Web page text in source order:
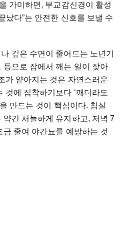
가미하면, 부교감신경이 활성
났다”는 안전한 신호를 보낼 수
깊은 수면이 줄어드는 노년기
으로 잠에서 깨는 일이 잦아
가 얕아지는 것은 자연스러운
것에 집착하기보다 ‘깨더라도
만드는 것이 핵심이다. 침실
간 서늘하게 유지하고, 저녁 7
줄여 야간뇨를 예방하는 것